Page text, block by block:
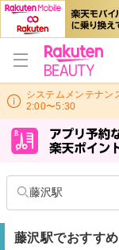
システムメンテナン
2:00〜5:30
藤沢駅
藤沢駅でおすす